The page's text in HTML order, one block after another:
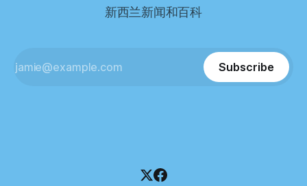
这导致公司财务记录尚未完全掌握，资产处置是否合理仍待核
在核查资产出售是否符合市
新西兰新闻和百科
Subscribe